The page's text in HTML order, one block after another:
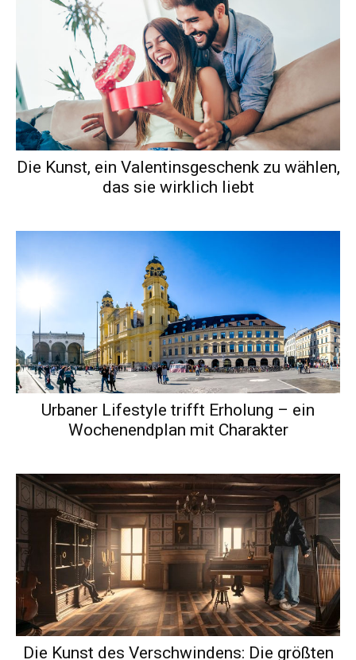
Die Kunst, ein Valentinsgeschenk zu wählen,
das sie wirklich liebt
Urbaner Lifestyle trifft Erholung – ein
Wochenendplan mit Charakter
Die Kunst des Verschwindens: Die größten